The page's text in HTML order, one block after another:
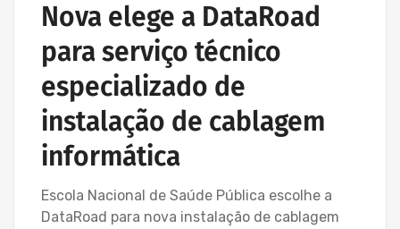
Nova elege a DataRoad
para serviço técnico
especializado de
instalação de cablagem
informática
Escola Nacional de Saúde Pública escolhe a
DataRoad para nova instalação de cablagem